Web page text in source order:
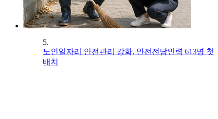
5.
노인일자리 안전관리 강화, 안전전담인력 613명 첫
배치